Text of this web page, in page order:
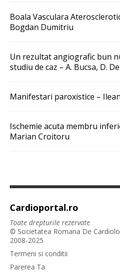
Boala Vasculara
Bogdan Dumitriu
Un rezultat angiografic bun
studiu de caz – A. Bucsa, D.
Manifestari paroxistice –
Ischemie acuta membru
Marian Croitoru
Cardioportal.ro
Toate drepturile rezervate
© Societatea Romana De
2008-2025
Termeni si conditii
Parerea Ta